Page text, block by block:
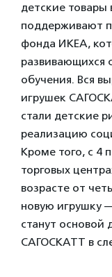
детские товары
поддерживают
фонда ИКЕА,
развивающихся
обучения. Вся
игрушек
стали детские
реализацию
Кроме того, с 4
торговых
возрасте от
новую игрушку
станут основой
САГОСКАТТ в